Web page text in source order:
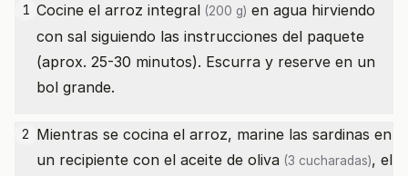
1 Cocine el arroz integral (200 g) en agua hirviendo
con sal siguiendo las instrucciones del paquete
(aprox. 25-30 minutos). Escurra y reserve en un
bol grande.
2 Mientras se cocina el arroz, marine las sardinas en
un recipiente con el aceite de oliva (3 cucharadas), el